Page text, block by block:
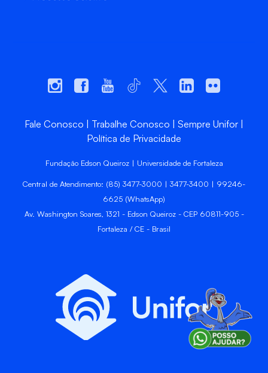
Fale Conosco Trabalhe Conosco
Sempre Unifor
Política de Privacidade
Fundação Edson Queiroz | Universidade de Fortaleza
Central de Atendimento: (85) 3477-3000 | 3477-3400 | 99246-
6625 (WhatsApp)
Av. Washington Soares, 1321 - Edson Queiroz - CEP 60811-905 -
Fortaleza / CE - Brasil